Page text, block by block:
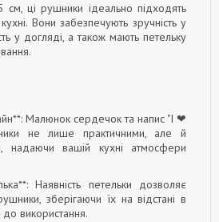
ці рушники ідеально підходять
Вони забезпечують зручність у
у догляді, а також мають петельку
Малюнок сердечок та напис "I ❤
не лише практичними, але й
надаючи вашій кухні атмосфери
Наявність петельки дозволяє
зберігаючи їх на відстані в
до використання.